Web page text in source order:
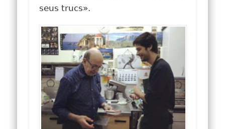
seus trucs».